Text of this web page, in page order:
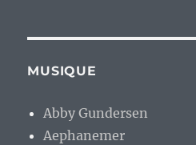
MUSIQUE
Abby Gundersen
Aephanemer